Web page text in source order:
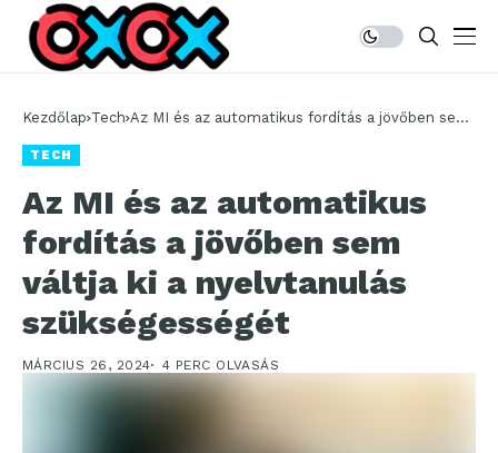
Kezdőlap Tech Az MI és az automatikus fordítás a jövőben sem
TECH
Az MI és az automatikus
fordítás a jövőben sem
váltja ki a nyelvtanulás
szükségességét
MÁRCIUS 26, 2024 4 PERC OLVASÁS